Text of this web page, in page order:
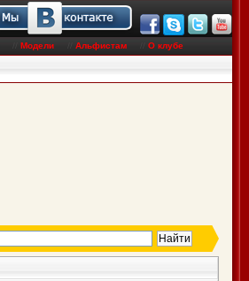
Модели Альфистам О клубе